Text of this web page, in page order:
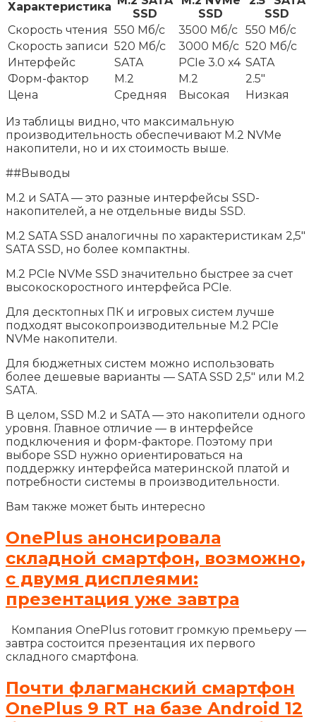
Характеристика
SSD
SSD
SSD
Скорость чтения 550 Мб/с 3500 Мб/с 550 Мб/с
Скорость записи 520 Мб/с 3000 Мб/с 520 Мб/с
Интерфейс
SATA PCIe 3.0 x4 SATA
Форм-фактор
M.2 M.2
2.5″
Цена
Средняя Высокая
Низкая
Из таблицы видно, что максимальную
производительность обеспечивают M.2 NVMe
накопители, но и их стоимость выше.
##Выводы
M.2 и SATA — это разные интерфейсы SSD-
накопителей, а не отдельные виды SSD.
M.2 SATA SSD аналогичны по характеристикам 2,5″
SATA SSD, но более компактны.
M.2 PCIe NVMe SSD значительно быстрее за счет
высокоскоростного интерфейса PCIe.
Для десктопных ПК и игровых систем лучше
подходят высокопроизводительные M.2 PCIe
NVMe накопители.
Для бюджетных систем можно использовать
более дешевые варианты — SATA SSD 2,5″ или M.2
SATA.
В целом, SSD M.2 и SATA — это накопители одного
уровня. Главное отличие — в интерфейсе
подключения и форм-факторе. Поэтому при
выборе SSD нужно ориентироваться на
поддержку интерфейса материнской платой и
потребности системы в производительности.
Вам также может быть интересно
OnePlus анонсировала
складной смартфон, возможно,
с двумя дисплеями:
презентация уже завтра
Компания OnePlus готовит громкую премьеру —
завтра состоится презентация их первого
складного смартфона.
Почти флагманский смартфон
OnePlus 9 RT на базе Android 12